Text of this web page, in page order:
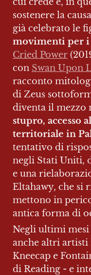
sostenere la
movimenti per
Cried Power
con Swan Upon
racconto
di Zeus
stupro, accesso
territoriale in
tentativo di
negli Stati Uniti,
e una
Eltahawy, che si
mettono in
antica forma di
Negli ultimi mesi
anche altri
Kneecap e
di Reading - e